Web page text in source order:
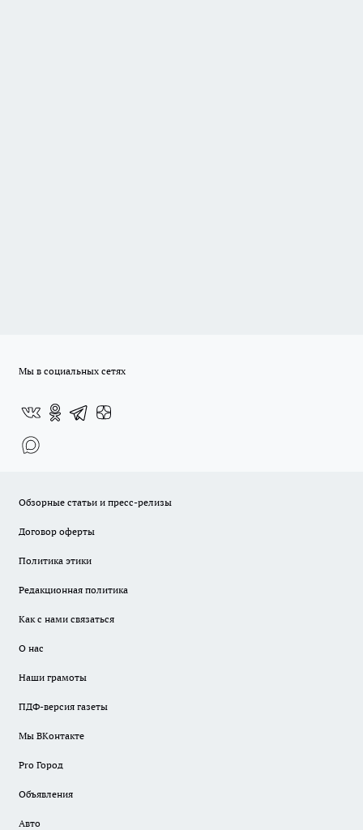
Мы в социальных сетях
Обзорные статьи и пресс-релизы
Договор оферты
Политика этики
Редакционная политика
Как с нами связаться
О нас
Наши грамоты
ПДФ-версия газеты
Мы ВКонтакте
Pro Город
Объявления
Авто